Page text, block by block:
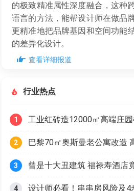
的极致精准属性深度融合，这种
语言的方法，能帮设计师在做品
更精准地把品牌基因和空间功能
的差异化设计。
查看详细报道
行业热点
1
2 巴黎70㎡奥斯曼老公寓改造
3 曾是十大丑建筑 福禄寿酒店
4 设计师必看！串串房风险及4